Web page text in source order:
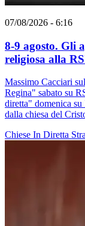
07/08/2026 - 6:16
8-9 agosto. Gli
religiosa alla
Massimo Cacciari
Regina" sabato su
diretta" domenica su
dalla chiesa del
Chiese In Diretta